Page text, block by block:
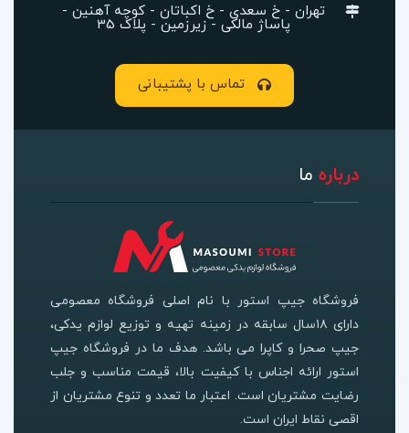
تهران - خ سعدی - خ اکباتان - کوچه آهنین -
پاساژ مالکی - زیرزمین - پلاک 35
تماس با پشتیبانی
درباره ما
فروشگاه جیپ استور با نام اصلی فروشگاه معصومی
دارای ۱۸سال سابقه در زمینه تهیه و توزیع لوازم یدکی،
جیپ صحرا و کاپرا می باشد. هدف ما در فروشگاه جیپ
استور ارائه اجناس با کیفیت بالا، قیمت مناسب و جلب
رضایت مشتریان است. اعتبار ما تعدد و تنوع مشتریان از
اقصی نقاط ایران است.